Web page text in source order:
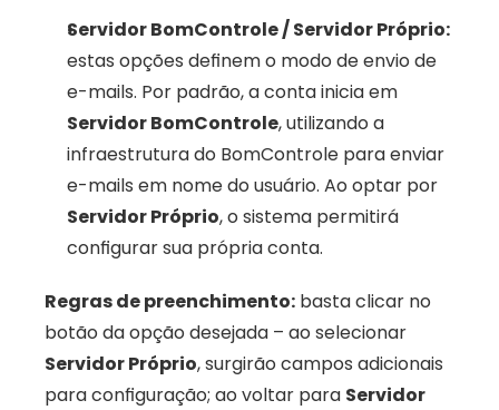
Servidor BomControle / Servidor Próprio:
estas opções definem o modo de envio de
Servidor BomControle, utilizando a
infraestrutura do BomControle para enviar
Servidor Próprio, o sistema permitirá
configurar sua própria conta.
Regras de preenchimento: basta clicar no
Servidor Próprio, surgirão campos adicionais
para configuração; ao voltar para Servidor